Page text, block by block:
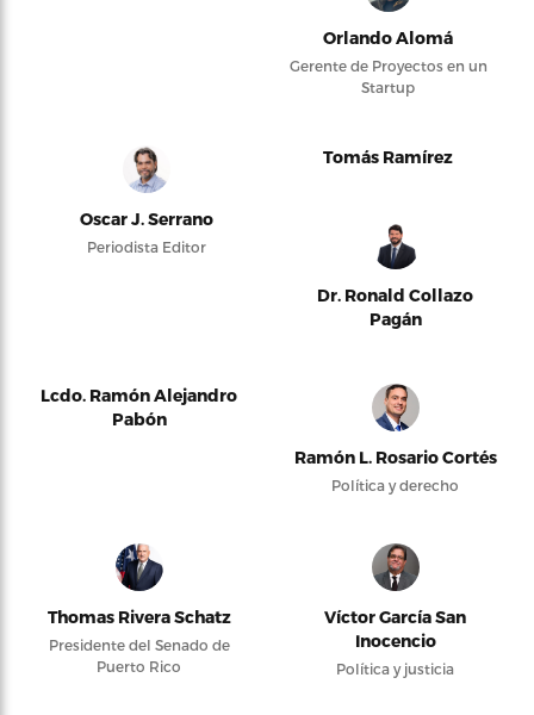
Orlando Alomá
Gerente de Proyectos en un
Startup
Oscar J. Serrano
Periodista Editor
Tomás Ramírez
Dr. Ronald Collazo
Pagán
Lcdo. Ramón Alejandro
Pabón
Ramón L. Rosario Cortés
Política y derecho
Thomas Rivera Schatz
Presidente del Senado de
Puerto Rico
Víctor García San
Inocencio
Política y justicia